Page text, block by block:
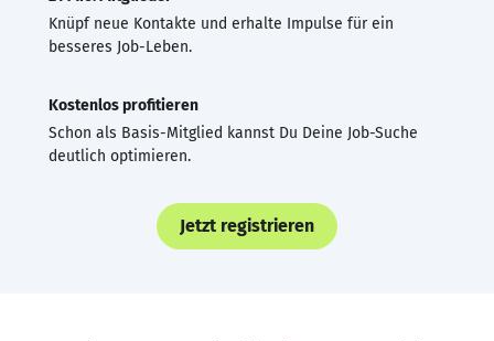
Knüpf neue Kontakte und erhalte Impulse für ein
besseres Job-Leben.
Kostenlos profitieren
Schon als Basis-Mitglied kannst Du Deine Job-Suche
deutlich optimieren.
Jetzt registrieren